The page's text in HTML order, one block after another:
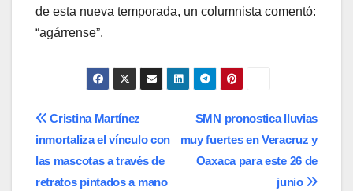
de esta nueva temporada, un columnista comentó:
“agárrense”.
Navegación
de
SMN pronostica lluvias
muy fuertes en Veracruz y
Oaxaca para este 26 de
junio
Cristina Martínez
inmortaliza el vínculo con
las mascotas a través de
retratos pintados a mano